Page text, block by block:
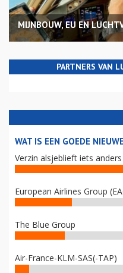
MIJNBOUW, EU EN
PARTNERS VAN
WAT IS EEN GOEDE
Verzin alsjeblieft iets anders
European Airlines Group
The Blue Group
Air-France-KLM-SAS(-TAP)